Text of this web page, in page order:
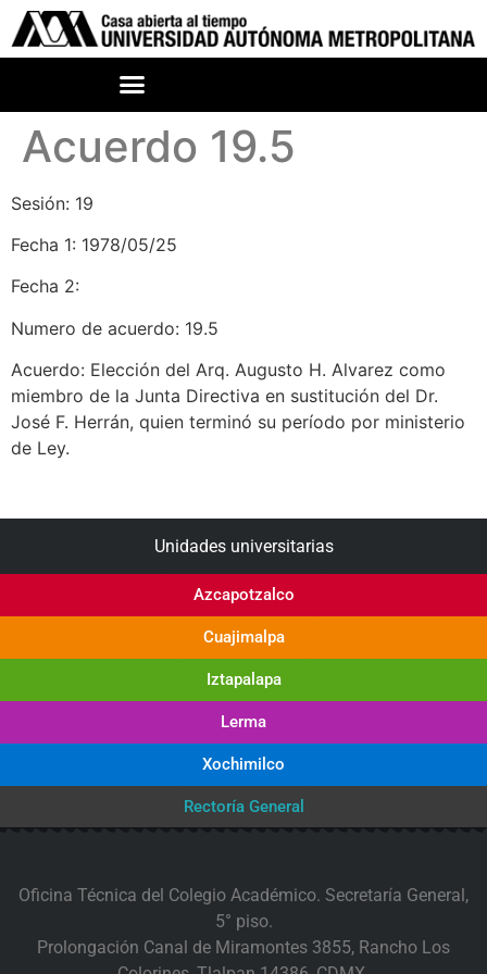
Acuerdo 19.5
Sesión: 19
Fecha 1: 1978/05/25
Fecha 2:
Numero de acuerdo: 19.5
Acuerdo: Elección del Arq. Augusto H. Alvarez como
miembro de la Junta Directiva en sustitución del Dr.
José F. Herrán, quien terminó su período por ministerio
de Ley.
Unidades universitarias
Azcapotzalco
Cuajimalpa
Iztapalapa
Lerma
Xochimilco
Rectoría General
Oficina Técnica del Colegio Académico. Secretaría General,
5° piso.
Prolongación Canal de Miramontes 3855, Rancho Los